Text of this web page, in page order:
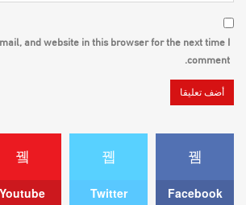
and website in this browser for the next time I
comment.
Facebook
Twitter
Youtube